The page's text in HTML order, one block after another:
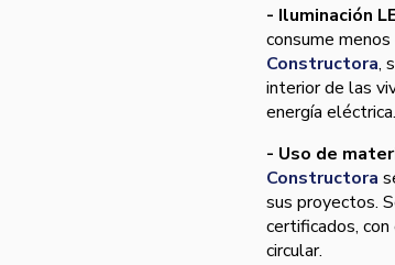
- Iluminación
consume
Constructora,
interior de las
energía eléctrica.
- Uso de
Constructora
sus proyectos.
certificados,
circular.